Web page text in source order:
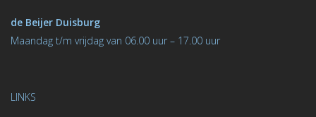
de Beijer Duisburg
Maandag t/m vrijdag van 06.00 uur – 17.00 uur
LINKS